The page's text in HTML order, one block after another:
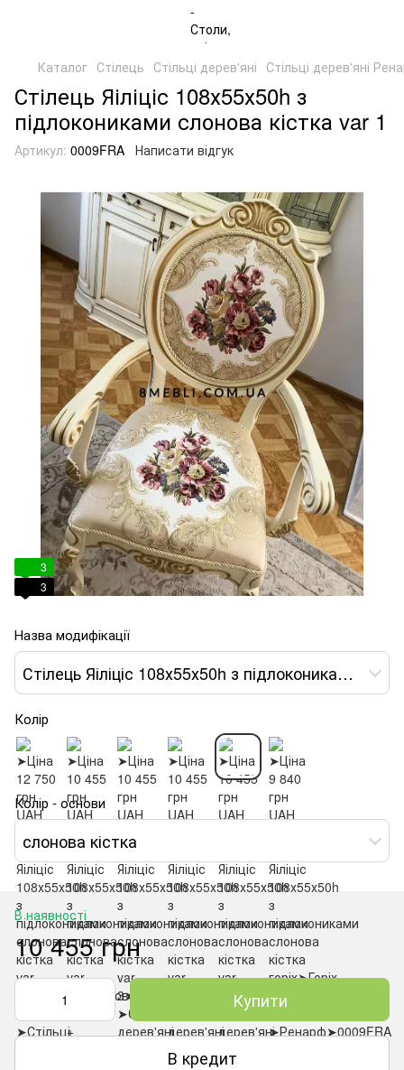
Каталог Стілець Стільці дерев'яні Стільці дерев'яні
Стілець Яіліціс 108х55х50h з
підлокониками слонова кістка var 1
Артикул: 0009FRA Написати відгук
3
3
Назва модифікації
Стілець Яіліціс 108х55х50h з підлокониками слонова кістка var 1
Колір
Колір - основи
слонова кістка
В наявності
10 455 грн
Купити
В кредит